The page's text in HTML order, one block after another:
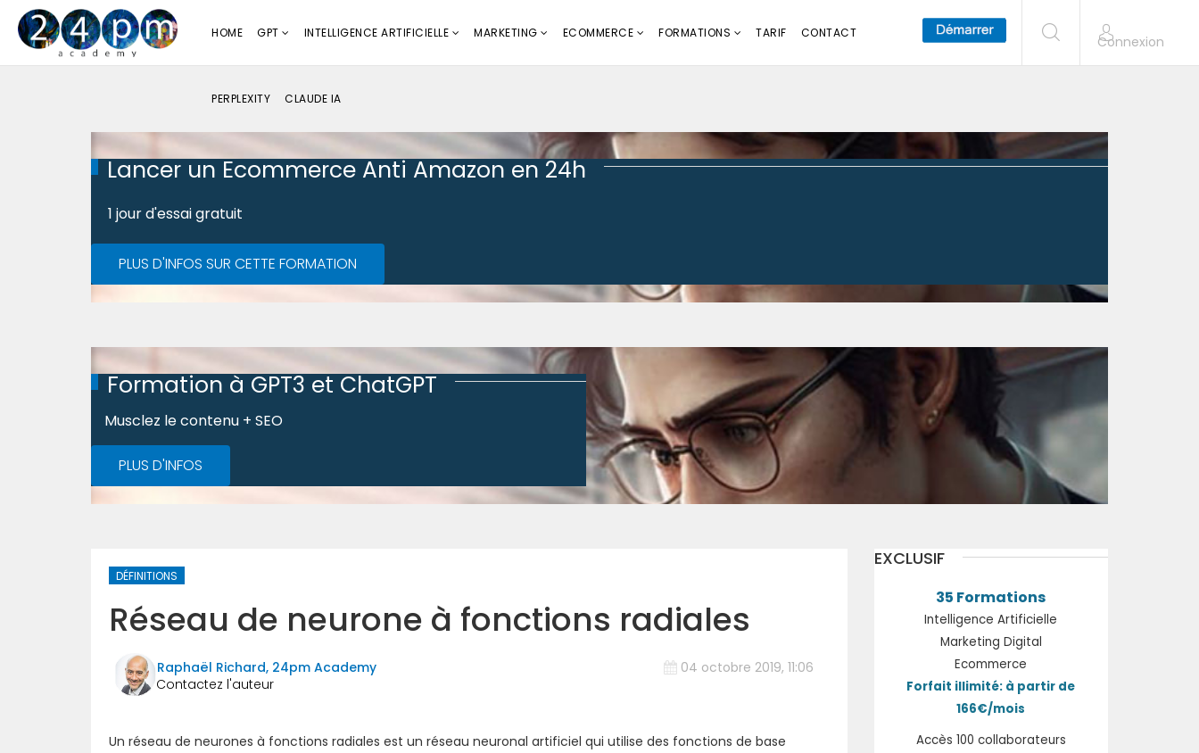
HOME GPT INTELLIGENCE ARTIFICIELLE MARKETING ECOMMERCE FORMATIONS TARIF CONTACT
PERPLEXITY CLAUDE IA
Connexion
Lancer un Ecommerce Anti Amazon en 24h
1 jour d'essai gratuit
PLUS D'INFOS SUR CETTE FORMATION
Formation à GPT3 et ChatGPT
Musclez le contenu + SEO
PLUS D'INFOS
DÉFINITIONS
Réseau de neurone à fonctions radiales
Raphaël Richard, 24pm Academy 04 octobre 2019, 11:06
Un réseau de neurones à fonctions radiales est un réseau neuronal artificiel qui utilise des fonctions de base
EXCLUSIF
35 Formations
Intelligence Artificielle
Marketing Digital
Ecommerce
Forfait illimité: à partir de
166€/mois
Accès 100 collaborateurs